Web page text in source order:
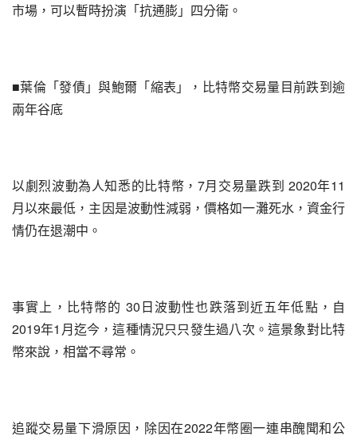
市場，可以暫時扮演「抗通膨」四分衛。
■葉倫「發債」與鮑爾「縮表」，比特幣交易量目前跌到逾
兩年谷底
以劇烈波動為人知悉的比特幣，7月交易量跌到 2020年11
月以來最低，主因是波動性減弱，價格如一灘死水，資金行
情仍在退潮中。
事實上，比特幣的 30日波動性也跌落到近五年低點，自
2019年1月迄今，這種情況只只發生過八次。這景象對比特
幣來說，相當不尋常。
追蹤交易量下滑原因，除因在2022年幣圈一連串醜聞和公